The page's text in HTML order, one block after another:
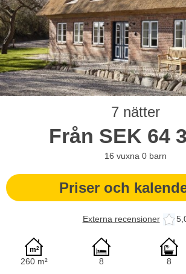
7 nätter
Från SEK 64
16 vuxna 0 barn
Priser och
Externa recensioner
260 m² 8 8